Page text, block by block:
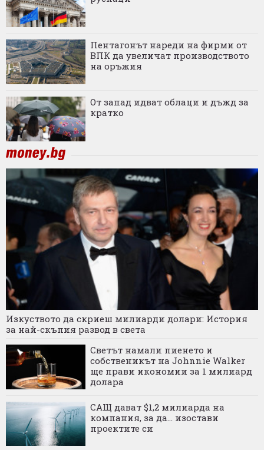
Пентагонът нареди на фирми от
ВПК да увеличат производството
на оръжия
От запад идват облаци и дъжд за
кратко
Изкуството да скриеш милиарди долари: История
за най-скъпия развод в света
Светът намали пиенето и
собственикът на Johnnie Walker
ще прави икономии за 1 милиард
долара
САЩ дават $1,2 милиарда на
компания, за да... изостави
проектите си